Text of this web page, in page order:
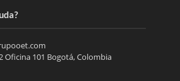
Oficina 101 Bogotá, Colombia